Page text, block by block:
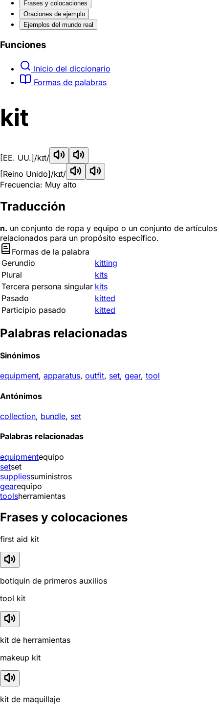
Frases y colocaciones
Oraciones de ejemplo
Ejemplos del mundo real
Funciones
Inicio del diccionario
Formas de palabras
kit
[EE. UU.]/kɪt/
[Reino Unido]/kɪt/
Frecuencia: Muy alto
Traducción
n. un conjunto de ropa y equipo o un conjunto de artículos
relacionados para un propósito específico.
Formas de la palabra
Gerundio
kitting
Plural
kits
Tercera persona singular kits
Pasado
kitted
Participio pasado
kitted
Palabras relacionadas
Sinónimos
equipment, apparatus, outfit, set, gear, tool
Antónimos
collection, bundle, set
Palabras relacionadas
equipmentequipo
setset
suppliessuministros
gearequipo
toolsherramientas
Frases y colocaciones
first aid kit
botiquín de primeros auxilios
tool kit
kit de herramientas
makeup kit
kit de maquillaje